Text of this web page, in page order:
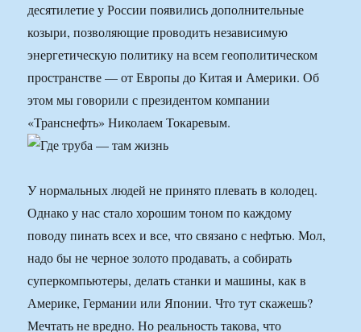
десятилетие у России появились дополнительные
козыри, позволяющие проводить независимую
энергетическую политику на всем геополитическом
пространстве — от Европы до Китая и Америки. Об
этом мы говорили с президентом компании
«Транснефть» Николаем Токаревым.
У нормальных людей не принято плевать в колодец.
Однако у нас стало хорошим тоном по каждому
поводу пинать всех и все, что связано с нефтью. Мол,
надо бы не черное золото продавать, а собирать
суперкомпьютеры, делать станки и машины, как в
Америке, Германии или Японии. Что тут скажешь?
Мечтать не вредно. Но реальность такова, что